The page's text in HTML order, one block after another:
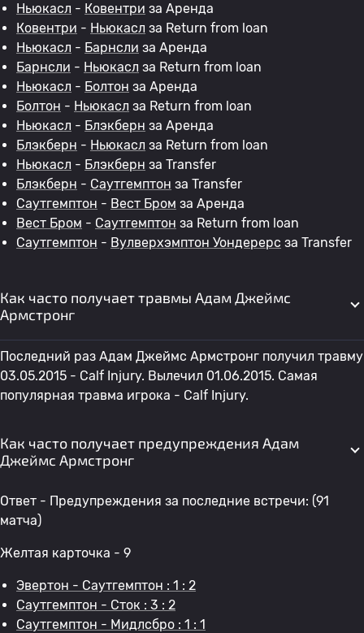
Ньюкасл - Ковентри за Аренда
Ковентри - Ньюкасл за Return from loan
Ньюкасл - Барнсли за Аренда
Барнсли - Ньюкасл за Return from loan
Ньюкасл - Болтон за Аренда
Болтон - Ньюкасл за Return from loan
Ньюкасл - Блэкберн за Аренда
Блэкберн - Ньюкасл за Return from loan
Ньюкасл - Блэкберн за Transfer
Блэкберн - Саутгемптон за Transfer
Саутгемптон - Вест Бром за Аренда
Вест Бром - Саутгемптон за Return from loan
Саутгемптон - Вулверхэмптон Уондерерс за Transfer
Как часто получает травмы Адам Джеймс
Армстронг
Последний раз Адам Джеймс Армстронг получил травму
03.05.2015 - Calf Injury. Вылечил 01.06.2015. Самая
популярная травма игрока - Calf Injury.
Как часто получает предупреждения Адам
Джеймс Армстронг
Ответ - Предупреждения за последние встречи: (91
матча)
Желтая карточка - 9
Эвертон - Саутгемптон : 1 : 2
Саутгемптон - Сток : 3 : 2
Саутгемптон - Мидлсбро : 1 : 1